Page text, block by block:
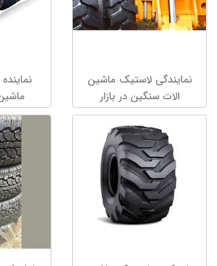
نمایندگی لاستیک ماشین
الات سنگین در بازار